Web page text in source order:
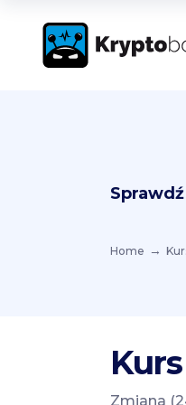
Home
Kurs
Zmiana